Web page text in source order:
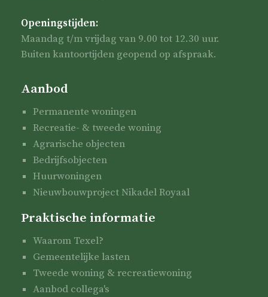
Aanbod
Permanente woningen
Recreatie- & tweede woning
Agrarische objecten
Bedrijfsobjecten
Huurwoningen
Nieuwbouwproject Nikadel Royaal
Praktische informatie
Waarom Texel?
Gemeentelijke lasten
Tweede woning & recreatiewoning
Aanbod collega's
Openingstijden:
Maandag t/m vrijdag van 9.00 tot 12.30 uur.
Buiten kantoortijden geopend op afspraak.